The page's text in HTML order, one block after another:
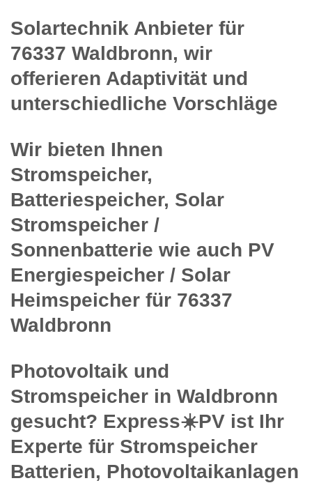
Solartechnik Anbieter für
76337 Waldbronn, wir
offerieren Adaptivität und
unterschiedliche Vorschläge
Wir bieten Ihnen
Stromspeicher,
Batteriespeicher, Solar
Stromspeicher /
Sonnenbatterie wie auch PV
Energiespeicher / Solar
Heimspeicher für 76337
Waldbronn
Photovoltaik und
Stromspeicher in Waldbronn
gesucht? Express☀️PV️ ist Ihr
Experte für Stromspeicher
Batterien, Photovoltaikanlagen